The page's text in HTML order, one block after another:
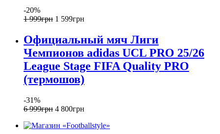
-20%
1 999грн 1 599грн
Официальный мяч Лиги
Чемпионов adidas UCL PRO 25/26
League Stage FIFA Quality PRO
(термошов)
-31%
6 999грн 4 800грн